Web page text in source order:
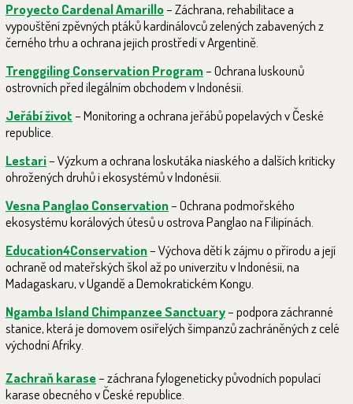
Proyecto Cardenal Amarillo– Záchrana, rehabilitace a
vypouštění zpěvných ptáků kardinálovců zelených zabavených z
černého trhu a ochrana jejich prostředí v Argentině.
Trenggiling Conservation Program– Ochrana luskounů
ostrovních před ilegálním obchodem v Indonésii.
Jeřábí život– Monitoring a ochrana jeřábů popelavých v České
republice.
Lestari– Výzkum a ochrana loskutáka niaského a dalších kriticky
ohrožených druhů i ekosystémů v Indonésii.
Vesna Panglao Conservation– Ochrana podmořského
ekosystému korálových útesů u ostrova Panglao na Filipínách.
Education4Conservation– Výchova dětí k zájmu o přírodu a její
ochraně od mateřských škol až po univerzitu v Indonésii, na
Madagaskaru, v Ugandě a Demokratickém Kongu.
Ngamba Island Chimpanzee Sanctuary– podpora záchranné
stanice, která je domovem osiřelých šimpanzů zachráněných z celé
východní Afriky.
Zachraň karase– záchrana fylogeneticky původních populací
karase obecného v České republice.